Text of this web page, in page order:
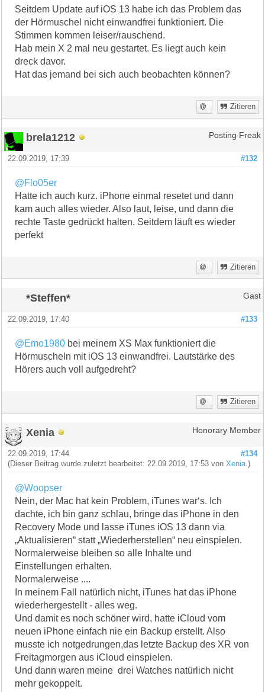
Seitdem Update auf iOS 13 habe ich das Problem das
der Hörmuschel nicht einwandfrei funktioniert. Die
Stimmen kommen leiser/rauschend.
Hab mein X 2 mal neu gestartet. Es liegt auch kein
dreck davor.
Hat das jemand bei sich auch beobachten können?
Zitieren
brela1212 Posting Freak
#132
22.09.2019, 17:39
@Flo05er
Hatte ich auch kurz. iPhone einmal resetet und dann
kam auch alles wieder. Also laut, leise, und dann die
rechte Taste gedrückt halten. Seitdem läuft es wieder
perfekt
Zitieren
*Steffen* Gast
#133
22.09.2019, 17:40
@Emo1980 bei meinem XS Max funktioniert die
Hörmuscheln mit iOS 13 einwandfrei. Lautstärke des
Hörers auch voll aufgedreht?
Zitieren
Xenia Honorary Member
#134
22.09.2019, 17:44
(Dieser Beitrag wurde zuletzt bearbeitet: 22.09.2019, 17:53 vonXenia .)
@Woopser
Nein, der Mac hat kein Problem, iTunes war‘s. Ich
dachte, ich bin ganz schlau, bringe das iPhone in den
Recovery Mode und lasse iTunes iOS 13 dann via
„Aktualisieren“ statt „Wiederherstellen“ neu einspielen.
Normalerweise bleiben so alle Inhalte und
Einstellungen erhalten.
Normalerweise ....
In meinem Fall natürlich nicht, iTunes hat das iPhone
wiederhergestellt - alles weg.
Und damit es noch schöner wird, hatte iCloud vom
neuen iPhone einfach nie ein Backup erstellt. Also
musste ich notgedrungen,das letzte Backup des XR von
Freitagmorgen aus iCloud einspielen.
Und dann waren meine drei Watches natürlich nicht
mehr gekoppelt.